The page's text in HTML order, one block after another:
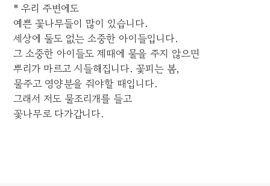
* 우리 주변에도
예쁜 꽃나무들이 많이 있습니다.
세상에 둘도 없는 소중한 아이들입니다.
그 소중한 아이들도 제때에 물을 주지 않으면
뿌리가 마르고 시들해집니다. 꽃피는 봄,
물주고 영양분을 줘야할 때입니다.
그래서 저도 물조리개를 들고
꽃나무로 다가갑니다.